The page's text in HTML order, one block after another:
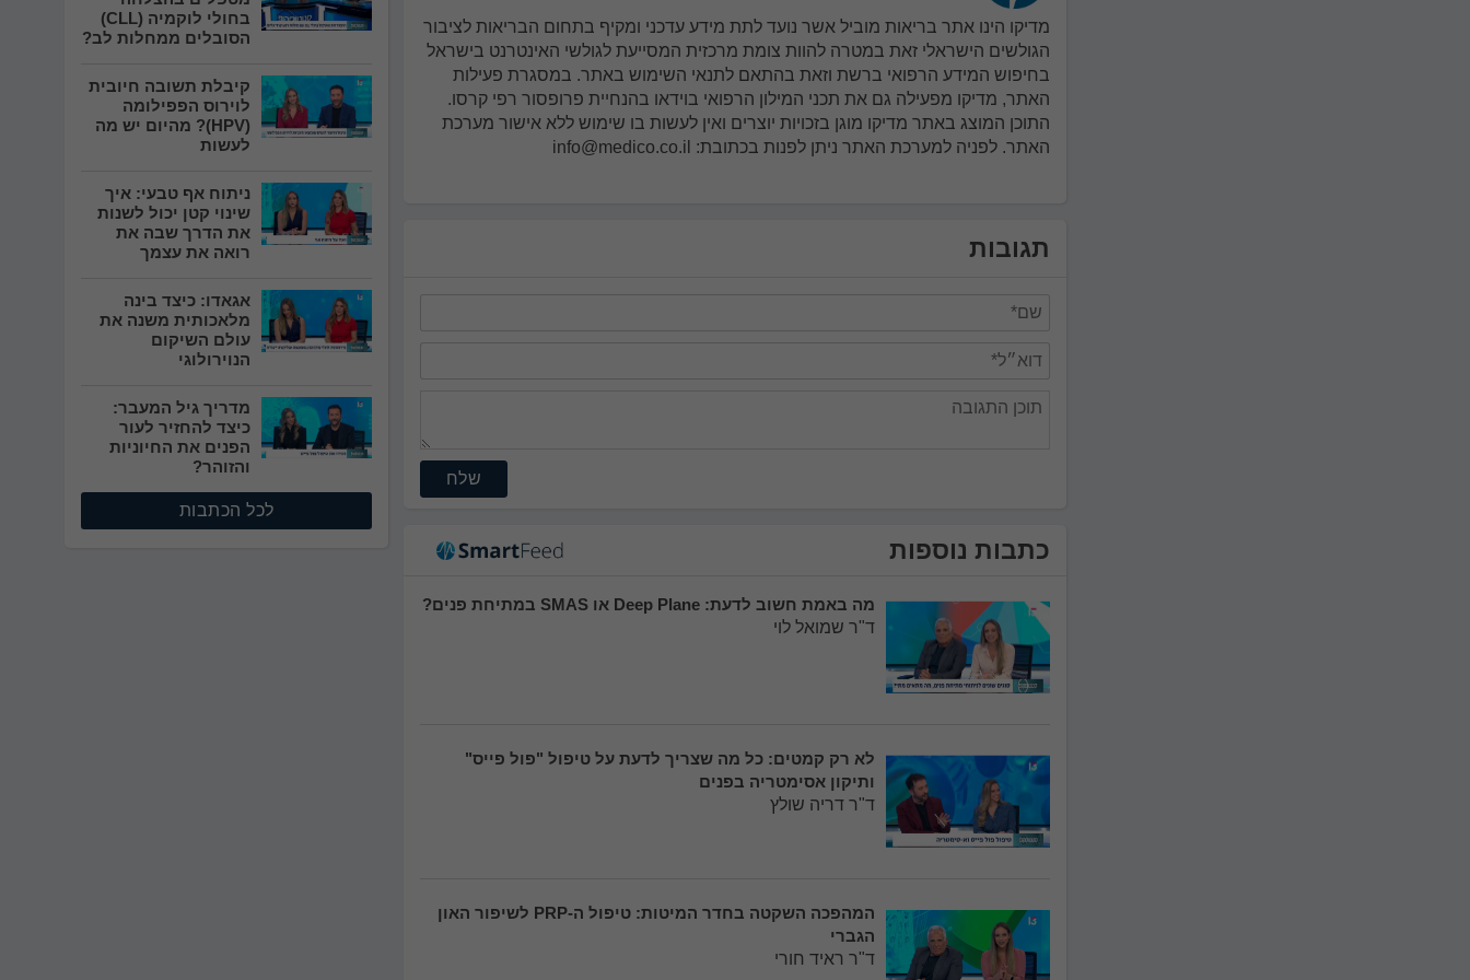
מדיקו הינו אתר בריאות מוביל אשר נועד לתת מידע עדכני ומקיף בתחום הבריאות לציבור
הגולשים הישראלי זאת במטרה להוות צומת מרכזית המסייעת לגולשי האינטרנט בישראל
בחיפוש המידע הרפואי ברשת וזאת בהתאם לתנאי השימוש באתר. במסגרת פעילות
האתר, מדיקו מפעילה גם את תכני המילון הרפואי בוידאו בהנחיית פרופסור רפי קרסו.
התוכן המוצג באתר מדיקו מוגן בזכויות יוצרים ואין לעשות בו שימוש ללא אישור מערכת
האתר. לפניה למערכת האתר ניתן לפנות בכתובת: info@medico.co.il
תגובות
שלח
כתבות נוספות
מה באמת חשוב לדעת: Deep Plane או SMAS במתיחת פנים?
ד"ר שמואל לוי
לא רק קמטים: כל מה שצריך לדעת על טיפול "פול פייס"
ותיקון אסימטריה בפנים
ד"ר דריה שולץ
המהפכה השקטה בחדר המיטות: טיפול ה-PRP לשיפור האון
הגברי
ד"ר ראיד חורי
בחולי לוקמיה (CLL)
הסובלים ממחלות לב?
קיבלת תשובה חיובית
לוירוס הפפילומה
(HPV)? מהיום יש מה
לעשות
ניתוח אף טבעי: איך
שינוי קטן יכול לשנות
את הדרך שבה את
רואה את עצמך
אגאדו: כיצד בינה
מלאכותית משנה את
עולם השיקום
הנוירולוגי
מדריך גיל המעבר:
כיצד להחזיר לעור
הפנים את החיוניות
והזוהר?
לכל הכתבות